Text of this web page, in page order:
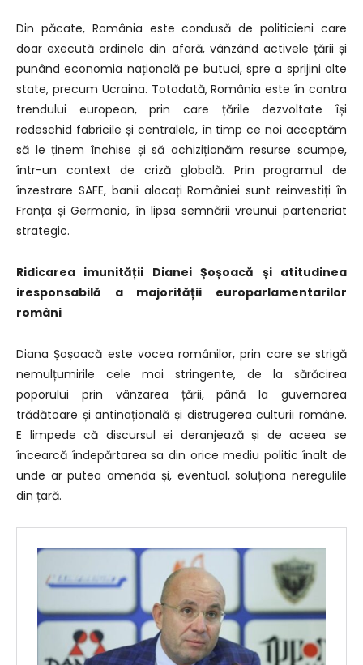
Din păcate, România este condusă de politicieni care
doar execută ordinele din afară, vânzând activele țării și
punând economia națională pe butuci, spre a sprijini alte
state, precum Ucraina. Totodată, România este în contra
trendului european, prin care țările dezvoltate își
redeschid fabricile și centralele, în timp ce noi acceptăm
să le ținem închise și să achiziționăm resurse scumpe,
într-un context de criză globală. Prin programul de
înzestrare SAFE, banii alocați României sunt reinvestiți în
Franța și Germania, în lipsa semnării vreunui parteneriat
strategic.
Ridicarea imunității Dianei Șoșoacă și atitudinea
iresponsabilă a majorității europarlamentarilor
români
Diana Șoșoacă este vocea românilor, prin care se strigă
nemulțumirile cele mai stringente, de la sărăcirea
poporului prin vânzarea țării, până la guvernarea
trădătoare și antinațională și distrugerea culturii române.
E limpede că discursul ei deranjează și de aceea se
încearcă îndepărtarea sa din orice mediu politic înalt de
unde ar putea amenda și, eventual, soluționa neregulile
din țară.